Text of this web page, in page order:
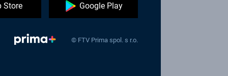
Store Google Play
© FTV Prima spol. s r.o.